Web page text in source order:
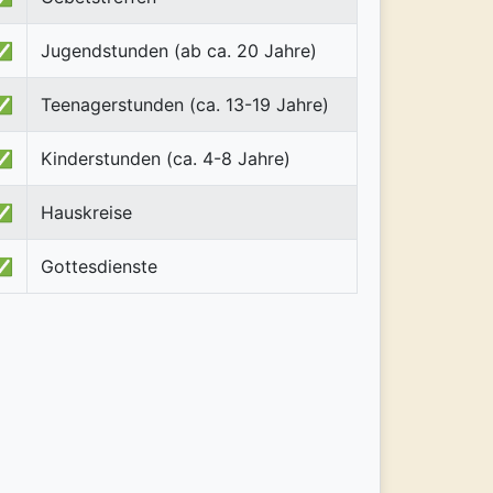
Jugendstunden (ab ca. 20 Jahre)
Teenagerstunden (ca. 13-19 Jahre)
Kinderstunden (ca. 4-8 Jahre)
Hauskreise
Gottesdienste